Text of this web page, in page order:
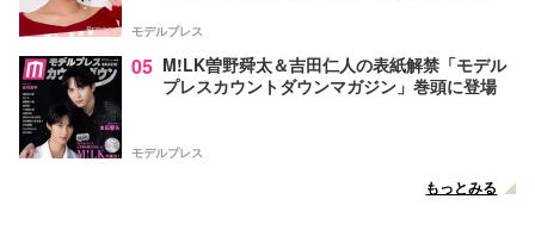
モデルプレス
05 M!LK曽野舜太＆吉田仁人の表紙解禁「モデル
プレスカウントダウンマガジン」巻頭に登場
モデルプレス
もっとみる